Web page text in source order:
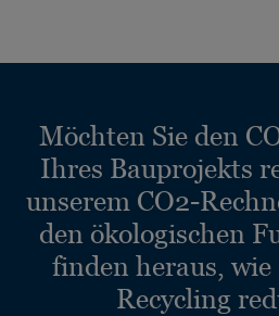
Möchten Sie den
Ihres Bauprojekts
unserem CO2-
den ökologischen
finden heraus,
Recycling